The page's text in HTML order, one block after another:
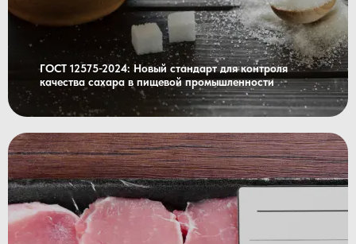
ГОСТ 12575-2024: Новый стандарт для контроля
качества сахара в пищевой промышленности